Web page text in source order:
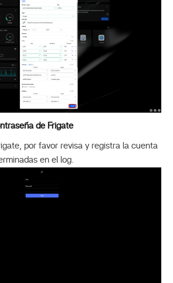
de Frigate
por favor revisa y registra la cuenta
en el log.